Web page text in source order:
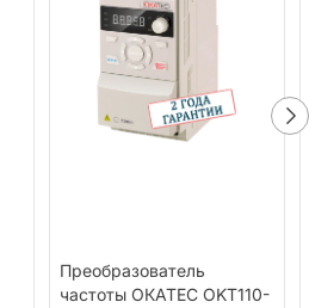
Преобразователь
частоты ОКАТЕС OKT110-